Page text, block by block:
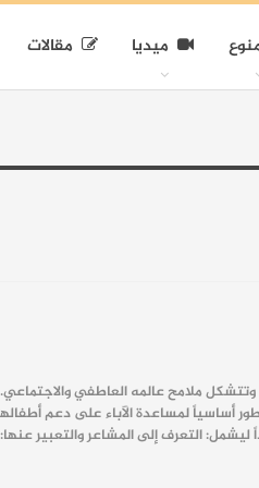
ميديا مقالات
ملامح عالمه العاطفي والاجتماعي.
أساسياً لمساعدة الآباء على دعم
ليشمل: التعرف إلى المشاعر والتعبير